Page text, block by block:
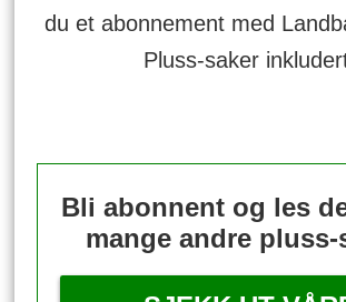
du et abonnement med
Pluss-saker
Bli abonnent og les
mange andre pluss-